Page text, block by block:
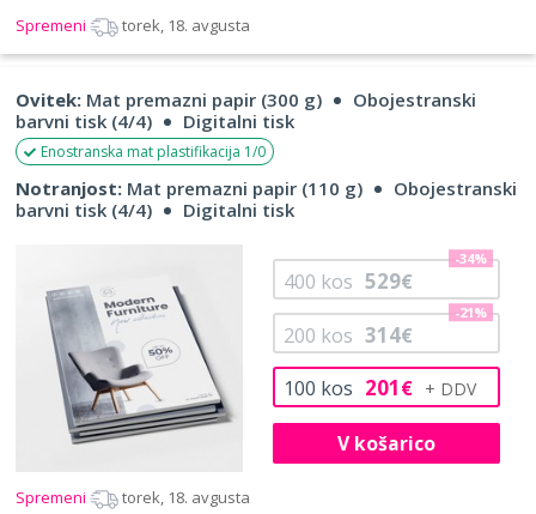
Spremeni torek, 18. avgusta
Ovitek: Mat premazni papir (300 g)
Obojestranski
barvni tisk (4/4)
Digitalni tisk
Enostranska mat plastifikacija 1/0
Notranjost: Mat premazni papir (110 g)
Obojestranski
barvni tisk (4/4)
Digitalni tisk
100 kos 201€
200 kos 314€
-21%
400 kos 529€
-34%
V košarico
Spremeni torek, 18. avgusta